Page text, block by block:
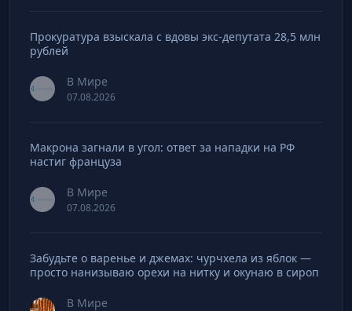
Прокуратура взыскала с вдовы экс-депутата 28,5 млн
рублей
В Мире
07.08.2026
Макрона загнали в угол: ответ за нападки на РФ
настиг француза
В Мире
07.08.2026
Забудьте о варенье и джемах: чурчхела из яблок —
просто нанизываю орехи на нитку и окунаю в сироп
В Мире